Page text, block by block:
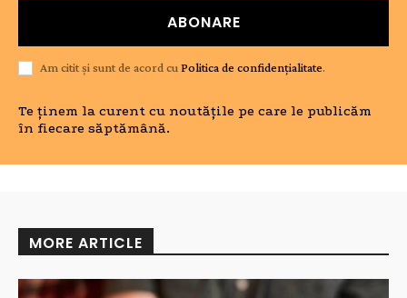
ABONARE
Am citit și sunt de acord cu Politica de confidențialitate.
Te ținem la curent cu noutățile pe care le publicăm
în fiecare săptămână.
MORE ARTICLE